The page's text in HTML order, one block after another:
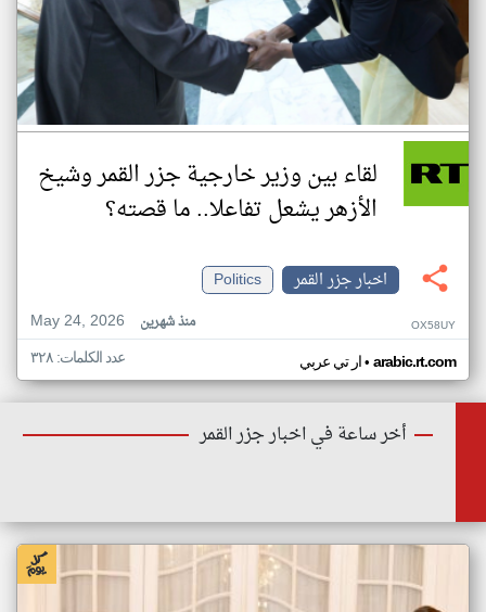
لقاء بين وزير خارجية جزر القمر وشيخ
الأزهر يشعل تفاعلا.. ما قصته؟
اخبار جزر القمر
Politics
May 24, 2026
منذ شهرين OX58UY
ار تي عربي• arabic.rt.com عدد الكلمات: ٣٢٨
أخر ساعة في اخبار جزر القمر